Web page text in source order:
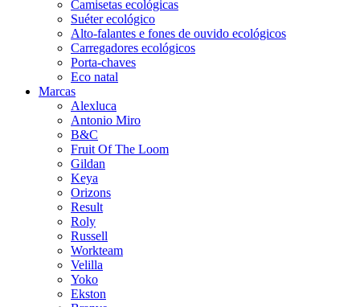
Camisetas ecológicas
Suéter ecológico
Alto-falantes e fones de ouvido ecológicos
Carregadores ecológicos
Porta-chaves
Eco natal
Marcas
Alexluca
Antonio Miro
B&C
Fruit Of The Loom
Gildan
Keya
Orizons
Result
Roly
Russell
Workteam
Velilla
Yoko
Ekston